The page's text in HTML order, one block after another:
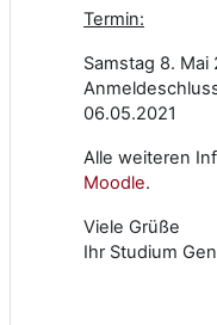
Termin:
Samstag 8. Mai
06.05.2021
Alle weiteren
Moodle.
Viele Grüße
Ihr Studium